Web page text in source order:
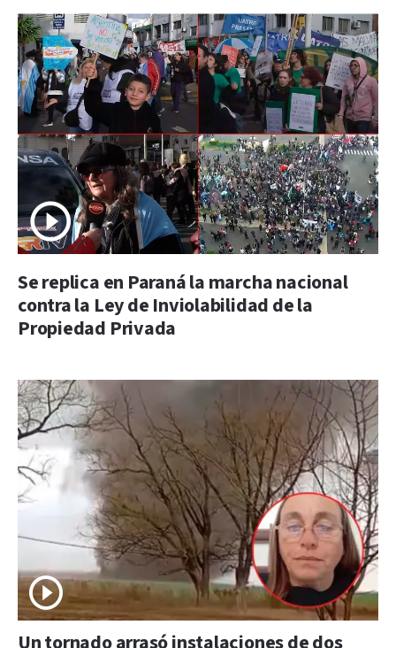
Se replica en Paraná la marcha nacional
contra la Ley de Inviolabilidad de la
Propiedad Privada